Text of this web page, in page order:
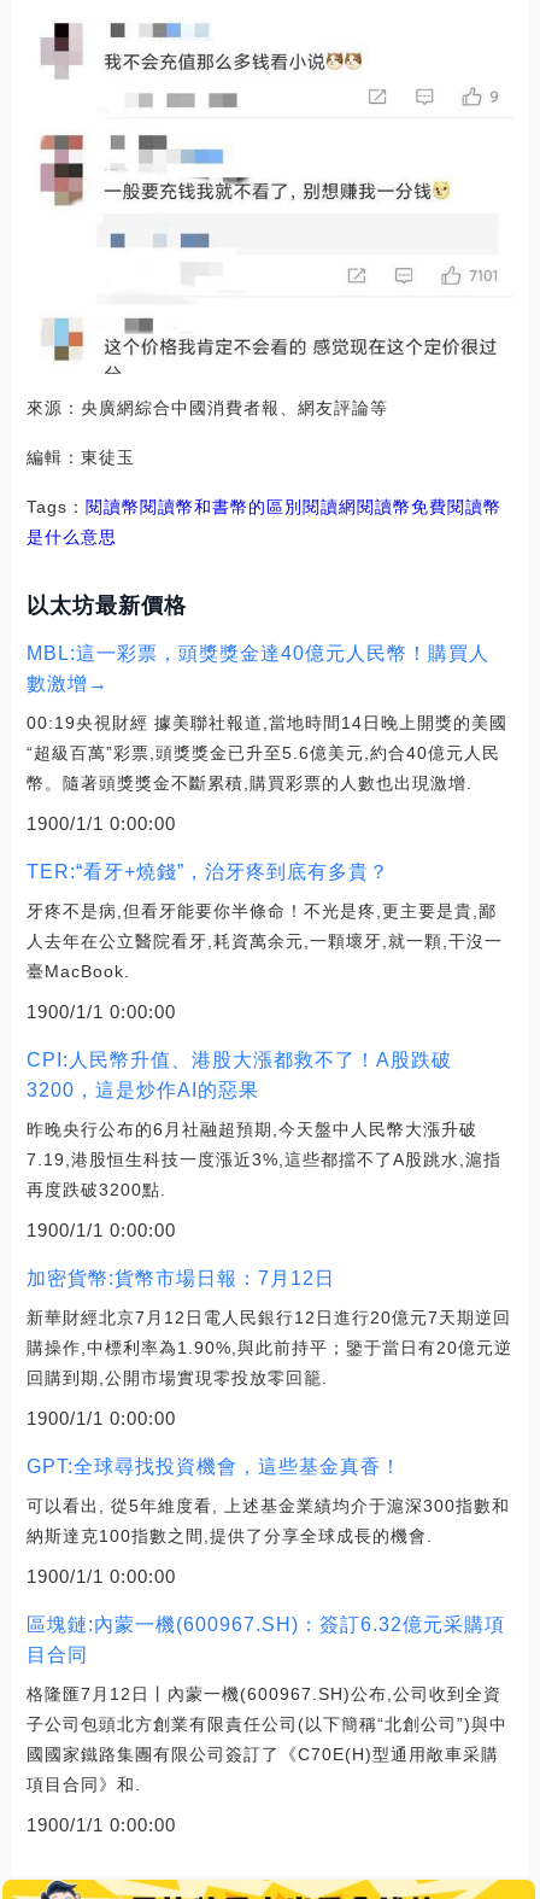
來源：央廣網綜合中國消費者報、網友評論等
編輯：東徒玉
Tags： 閱讀幣閱讀幣和書幣的區別 閱讀網閱讀幣免費閱讀幣
是什么意思
以太坊最新價格
MBL:這一彩票，頭獎獎金達40億元人民幣！購買人
數激增→
00:19央視財經 據美聯社報道,當地時間14日晚上開獎的美國
“超級百萬”彩票,頭獎獎金已升至5.6億美元,約合40億元人民
幣。隨著頭獎獎金不斷累積,購買彩票的人數也出現激增.
1900/1/1 0:00:00
TER:“看牙+燒錢”，治牙疼到底有多貴？
牙疼不是病,但看牙能要你半條命！不光是疼,更主要是貴,鄙
人去年在公立醫院看牙,耗資萬余元,一顆壞牙,就一顆,干沒一
臺MacBook.
1900/1/1 0:00:00
CPI:人民幣升值、港股大漲都救不了！A股跌破
3200，這是炒作AI的惡果
昨晚央行公布的6月社融超預期,今天盤中人民幣大漲升破
7.19,港股恒生科技一度漲近3%,這些都擋不了A股跳水,滬指
再度跌破3200點.
1900/1/1 0:00:00
加密貨幣:貨幣市場日報：7月12日
新華財經北京7月12日電人民銀行12日進行20億元7天期逆回
購操作,中標利率為1.90%,與此前持平；鑒于當日有20億元逆
回購到期,公開市場實現零投放零回籠.
1900/1/1 0:00:00
GPT:全球尋找投資機會，這些基金真香！
可以看出, 從5年維度看, 上述基金業績均介于滬深300指數和
納斯達克100指數之間,提供了分享全球成長的機會.
1900/1/1 0:00:00
區塊鏈:內蒙一機(600967.SH)：簽訂6.32億元采購項
目合同
格隆匯7月12日丨內蒙一機(600967.SH)公布,公司收到全資
子公司包頭北方創業有限責任公司(以下簡稱“北創公司”)與中
國國家鐵路集團有限公司簽訂了《C70E(H)型通用敞車采購
項目合同》和.
1900/1/1 0:00:00